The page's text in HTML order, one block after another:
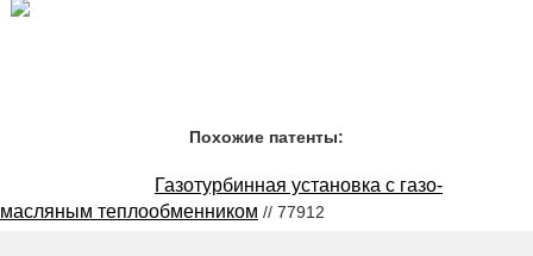
Похожие патенты:
Газотурбинная установка с газо-
масляным теплообменником // 77912